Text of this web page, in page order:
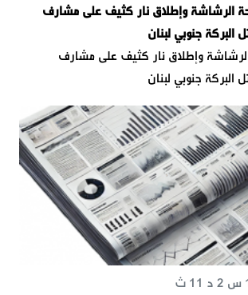
الرشاشة وإطلاق نار كثيف على مشارف
جنوبي لبنان
وإطلاق نار كثيف على مشارف
جنوبي لبنان